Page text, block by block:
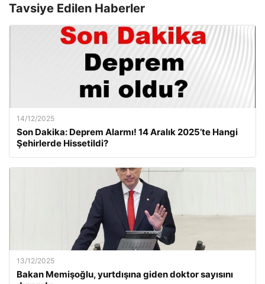
Tavsiye Edilen Haberler
14/12/2025
Son Dakika: Deprem Alarmı! 14 Aralık 2025’te Hangi
Şehirlerde Hissetildi?
13/12/2025
Bakan Memişoğlu, yurtdışına giden doktor sayısını